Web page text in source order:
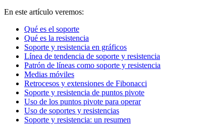
En este artículo veremos:
Qué es el soporte
Qué es la resistencia
Soporte y resistencia en gráficos
Línea de tendencia de soporte y resistencia
Patrón de líneas como soporte y resistencia
Medias móviles
Retrocesos y extensiones de Fibonacci
Soporte y resistencia de puntos pivote
Uso de los puntos pivote para operar
Uso de soportes y resistencias
Soporte y resistencia: un resumen